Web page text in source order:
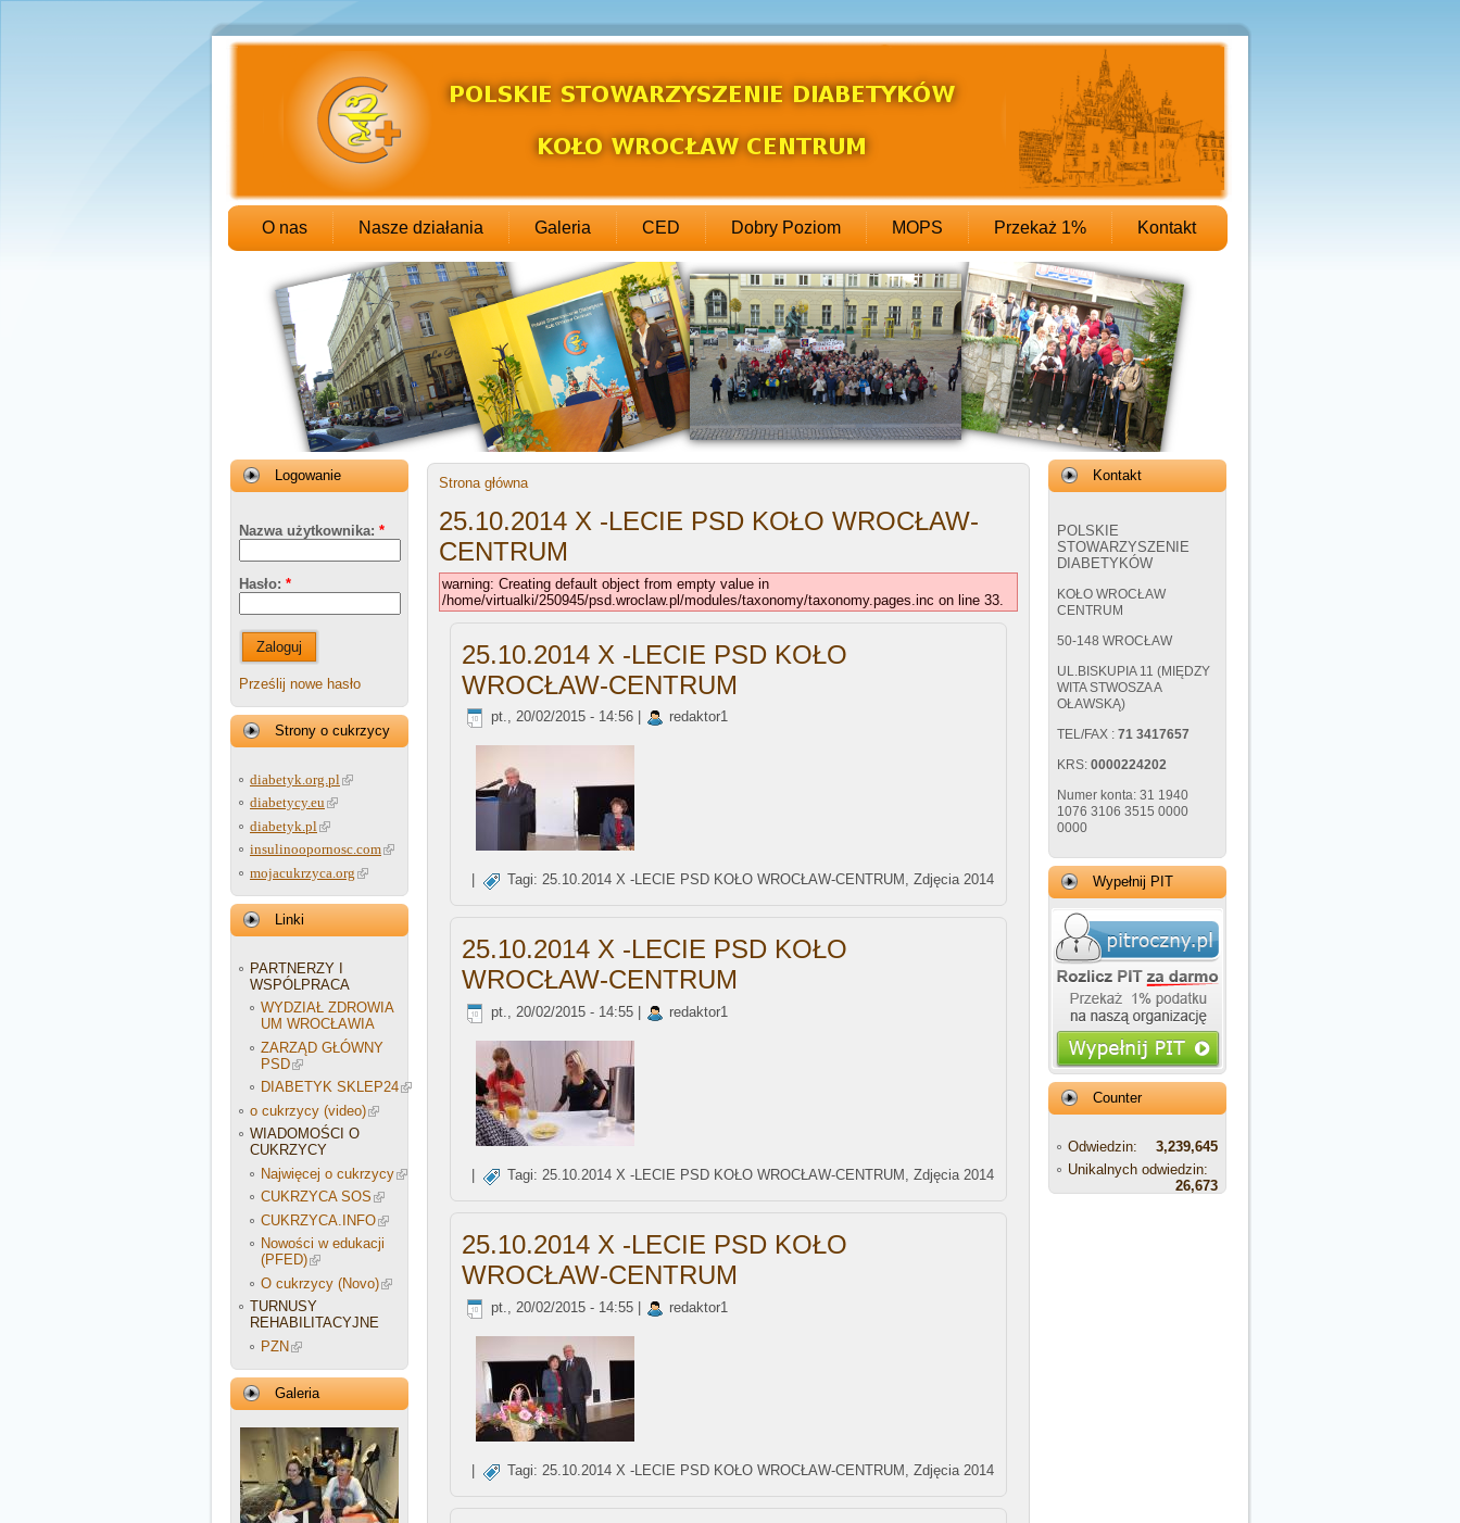
O nas Nasze działania Galeria CED Dobry Poziom MOPS Przekaż 1% Kontakt
Logowanie
Nazwa użytkownika: *
Hasło: *
Zaloguj
Prześlij nowe hasło
Strony o cukrzycy
diabetyk.org.pl
diabetycy.eu
diabetyk.pl
insulinoopornosc.com
mojacukrzyca.org
Linki
PARTNERZY I
WSPÓLPRACA
WYDZIAŁ ZDROWIA
UM WROCŁAWIA
ZARZĄD GŁÓWNY
PSD
DIABETYK SKLEP24
o cukrzycy (video)
WIADOMOŚCI O
CUKRZYCY
Najwięcej o cukrzycy
CUKRZYCA SOS
CUKRZYCA.INFO
Nowości w edukacji
(PFED)
O cukrzycy (Novo)
TURNUSY
REHABILITACYJNE
PZN
Galeria
Strona główna
25.10.2014 X -LECIE PSD KOŁO WROCŁAW-
CENTRUM
warning: Creating default object from empty value in
/home/virtualki/250945/psd.wroclaw.pl/modules/taxonomy/taxonomy.pages.inc on line 33.
25.10.2014 X -LECIE PSD KOŁO
WROCŁAW-CENTRUM
pt., 20/02/2015 - 14:56 | redaktor1
Tagi: 25.10.2014 X -LECIE PSD KOŁO WROCŁAW-CENTRUM , Zdjęcia 2014
25.10.2014 X -LECIE PSD KOŁO
WROCŁAW-CENTRUM
pt., 20/02/2015 - 14:55 | redaktor1
Tagi: 25.10.2014 X -LECIE PSD KOŁO WROCŁAW-CENTRUM , Zdjęcia 2014
25.10.2014 X -LECIE PSD KOŁO
WROCŁAW-CENTRUM
pt., 20/02/2015 - 14:55 | redaktor1
Tagi: 25.10.2014 X -LECIE PSD KOŁO WROCŁAW-CENTRUM , Zdjęcia 2014
Kontakt
POLSKIE
STOWARZYSZENIE
DIABETYKÓW
KOŁO WROCŁAW
CENTRUM
50-148 WROCŁAW
UL.BISKUPIA 11 (MIĘDZY
WITA STWOSZA A
OŁAWSKĄ)
TEL/FAX : 71 3417657
KRS: 0000224202
Numer konta: 31 1940
1076 3106 3515 0000
0000
Wypełnij PIT
Counter
Odwiedzin:
3,239,645
Unikalnych odwiedzin:
26,673